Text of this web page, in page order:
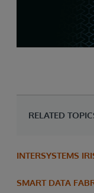
RELATED
INTERSYSTEMS
SMART DATA